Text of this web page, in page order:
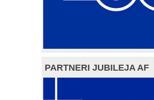
PARTNERI JUBILEJA AF